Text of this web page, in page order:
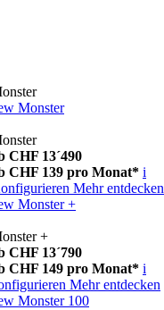
Monster
CHF 13´490
CHF 139 pro Monat* i
Mehr entdecken
Monster +
+
CHF 13´790
CHF 149 pro Monat* i
Mehr entdecken
Monster 100